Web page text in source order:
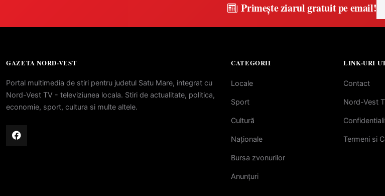
Primește ziarul gratuit pe email!
GAZETA NORD-VEST
Portal multimedia de stiri pentru judetul Satu Mare, integrat cu
Nord-Vest TV - televiziunea locala. Stiri de actualitate, politica,
economie, sport, cultura si multe altele.
CATEGORII
Locale
Sport
Cultură
Naționale
Bursa zvonurilor
Anunțuri
LINK-URI
Contact
Nord-Vest
Termeni si